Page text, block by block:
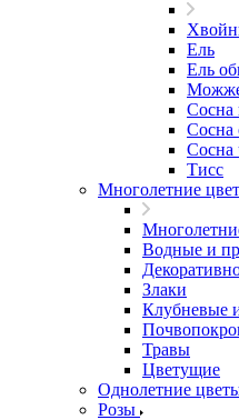
Ель
Ель
Сосна
Сосна
Сосна
Тисс
Многолетние
Водные и
Злаки
Клубневые
Травы
Цветущие
Однолетние
Розы